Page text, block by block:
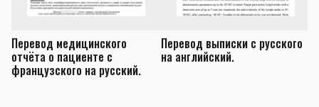
Перевод медицинского
отчёта о пациенте с
французского на русский.
Перевод выписки с русского
на английский.